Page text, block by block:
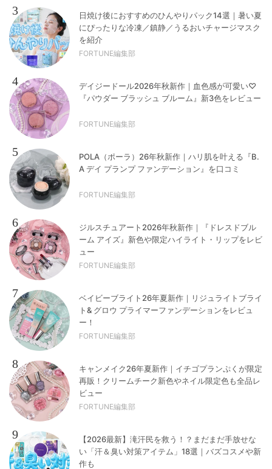
3
日焼け後におすすめのひんやりパック14選｜暑い夏
にぴったりな冷凍／鎮静／うるおいチャージマスク
を紹介
FORTUNE編集部
4
デイジードール2026年秋新作｜血色感が可愛い♡
『パウダー ブラッシュ ブルーム』新3色をレビュー
FORTUNE編集部
5
POLA（ポーラ）26年秋新作｜ハリ肌を叶える『B.
A デイ プランプ ファンデーション』を口コミ
FORTUNE編集部
6
ジルスチュアート2026年秋新作｜『ドレスドブル
ーム アイズ』新色や限定ハイライト・リップをレビ
ュー
FORTUNE編集部
7
ベイビーブライト26年夏新作｜リジュライトブライ
ト& グロウ プライマーファンデーションをレビュ
ー！
FORTUNE編集部
8
キャンメイク26年夏新作｜イチゴプランぷくが限定
再販！クリームチーク新色やネイル限定色も全品レ
ビュー
FORTUNE編集部
9
【2026最新】滝汗民を救う！？まだまだ手放せな
い「汗＆臭い対策アイテム」18選｜バズコスメや新
作も